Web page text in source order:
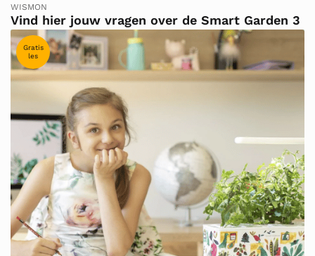
WISMON
Vind hier jouw vragen over de Smart Garden 3
Gratis
les